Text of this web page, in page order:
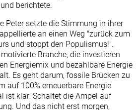
berichtete.
Peter setzte die Stimmung in ihrer
an einen Weg "zurück zum
und stoppt den Populismus!".
Branche, die investieren
Energiemix und bezahlbare Energie
Es geht darum, fossile Brücken zu
auf 100% erneuerbare Energie
ist klar: Schaltet die Ampel auf
Und das nicht erst morgen,